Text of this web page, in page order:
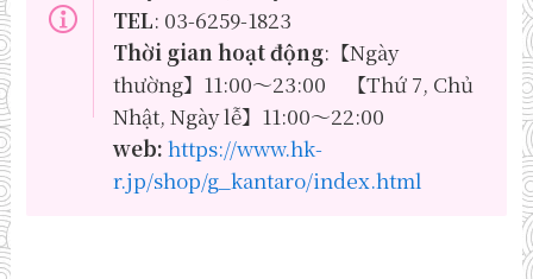
TEL: 03-6259-1823
Thời gian hoạt động:【Ngày
thường】11:00～23:00 【Thứ 7, Chủ
Nhật, Ngày lễ】11:00～22:00
web: https://www.hk-
r.jp/shop/g_kantaro/index.html